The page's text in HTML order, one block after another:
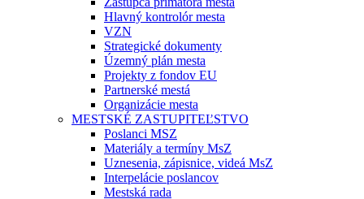
Hlavný kontrolór mesta
VZN
Strategické dokumenty
Územný plán mesta
Projekty z fondov EU
Partnerské mestá
Organizácie mesta
MESTSKÉ ZASTUPITEĽSTVO
Poslanci MSZ
Materiály a termíny MsZ
Uznesenia, zápisnice, videá MsZ
Interpelácie poslancov
Mestská rada